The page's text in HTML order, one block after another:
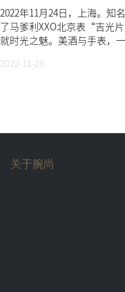
2022年11月24日，上海。知
了马爹利XXO北京表“吉光
就时光之魅。美酒与手表，
2022-11-28
关于腕尚